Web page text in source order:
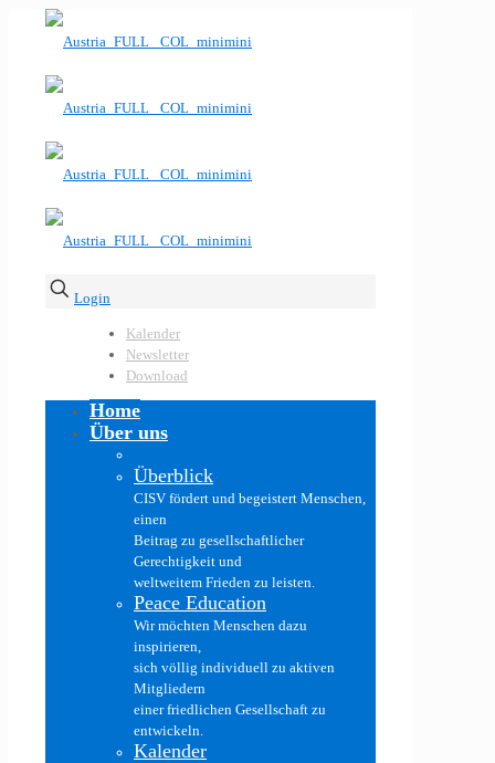
Login
Kalender
Newsletter
Download
Home
Über uns
Überblick
CISV fördert und begeistert Menschen,
einen
Beitrag zu gesellschaftlicher
Gerechtigkeit und
weltweitem Frieden zu leisten.
Peace Education
Wir möchten Menschen dazu
inspirieren,
sich völlig individuell zu aktiven
Mitgliedern
einer friedlichen Gesellschaft zu
entwickeln.
Kalender